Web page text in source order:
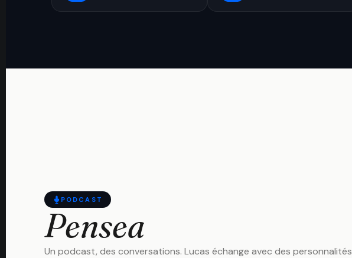
PODCAST
Pensea
Un podcast, des conversations. Lucas échange avec des personnalités